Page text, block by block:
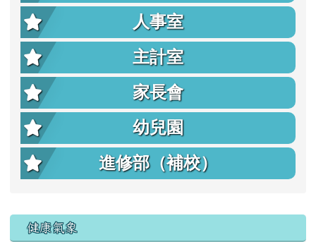
人事室
主計室
家長會
幼兒園
進修部（補校）
右邊區域內容
健康氣象